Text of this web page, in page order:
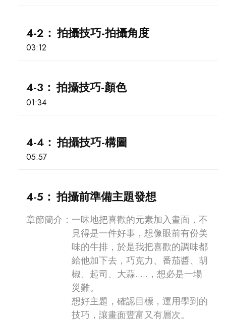
4-2： 拍攝技巧-拍攝角度
03:12
4-3： 拍攝技巧-顏色
01:34
4-4： 拍攝技巧-構圖
05:57
4-5： 拍攝前準備主題發想
章節簡介： 一昧地把喜歡的元素加入畫面，不
見得是一件好事，想像眼前有份美
味的牛排，於是我把喜歡的調味都
給他加下去，巧克力、番茄醬、胡
椒、起司、大蒜.....，想必是一場
災難。
想好主題，確認目標，運用學到的
技巧，讓畫面豐富又有層次。